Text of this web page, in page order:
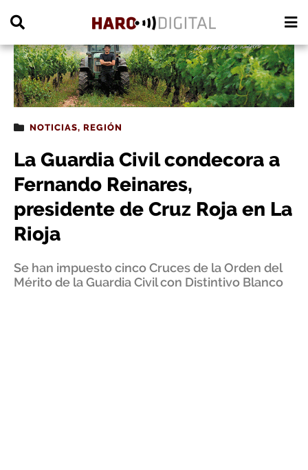
NOTICIAS, REGIÓN
La Guardia Civil condecora a
Fernando Reinares,
presidente de Cruz Roja en La
Rioja
Se han impuesto cinco Cruces de la Orden del
Mérito de la Guardia Civil con Distintivo Blanco